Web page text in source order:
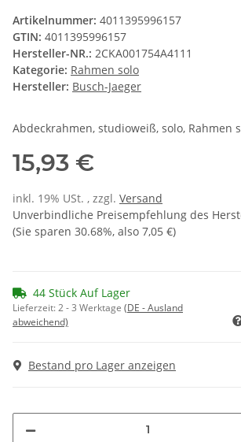
Artikelnummer: 4011395996157
GTIN: 4011395996157
Hersteller-NR.: 2CKA001754A4111
Kategorie: Rahmen solo
Hersteller: Busch-Jaeger
Abdeckrahmen, studioweiß, solo, Rahmen
15,93 €
inkl. 19% USt. , zzgl. Versand
Unverbindliche Preisempfehlung des
(Sie sparen 30.68%, also 7,05 €)
44 Stück Auf Lager
Lieferzeit:2 - 3 Werktage (DE - Ausland
abweichend)
Bestand pro Lager anzeigen